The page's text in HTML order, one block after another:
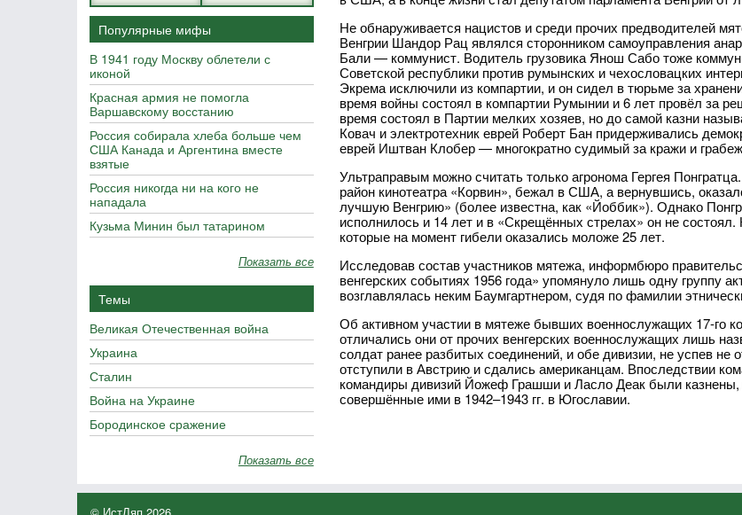
Популярные мифы
В 1941 году Москву облетели с
иконой
Красная армия не помогла
Варшавскому восстанию
Россия собирала хлеба больше чем
США Канада и Аргентина вместе
взятые
Россия никогда ни на кого не
нападала
Кузьма Минин был татарином
Показать все
Темы
Великая Отечественная война
Украина
Сталин
Война на Украине
Бородинское сражение
Показать все
Не обнаруживается нацистов и среди прочих предводителей
Венгрии Шандор Рац являлся сторонником самоуправления
Бали — коммунист. Водитель грузовика Янош Сабо тоже
Советской республики против румынских и чехословацких
Экрема исключили из компартии, и он сидел в тюрьме за
время войны состоял в компартии Румынии и 6 лет провёл за
время состоял в Партии мелких хозяев, но до самой казни
Ковач и электротехник еврей Роберт Бан придерживались
еврей Иштван Клобер — многократно судимый за кражи и
Ультраправым можно считать только агронома Гергея
район кинотеатра «Корвин», бежал в США, а вернувшись,
лучшую Венгрию» (более известна, как «Йоббик»). Однако
исполнилось и 14 лет и в «Скрещённых стрелах» он не состоял.
которые на момент гибели оказались моложе 25 лет.
Исследовав состав участников мятежа, информбюро
венгерских событиях 1956 года» упомянуло лишь одну группу
возглавлялась неким Баумгартнером, судя по фамилии
Об активном участии в мятеже бывших военнослужащих 17-го
отличались они от прочих венгерских военнослужащих лишь
солдат ранее разбитых соединений, и обе дивизии, не успев не
отступили в Австрию и сдались американцам. Впоследствии
командиры дивизий Йожеф Грашши и Ласло Деак были казнены,
совершённые ими в 1942–1943 гг. в Югославии.